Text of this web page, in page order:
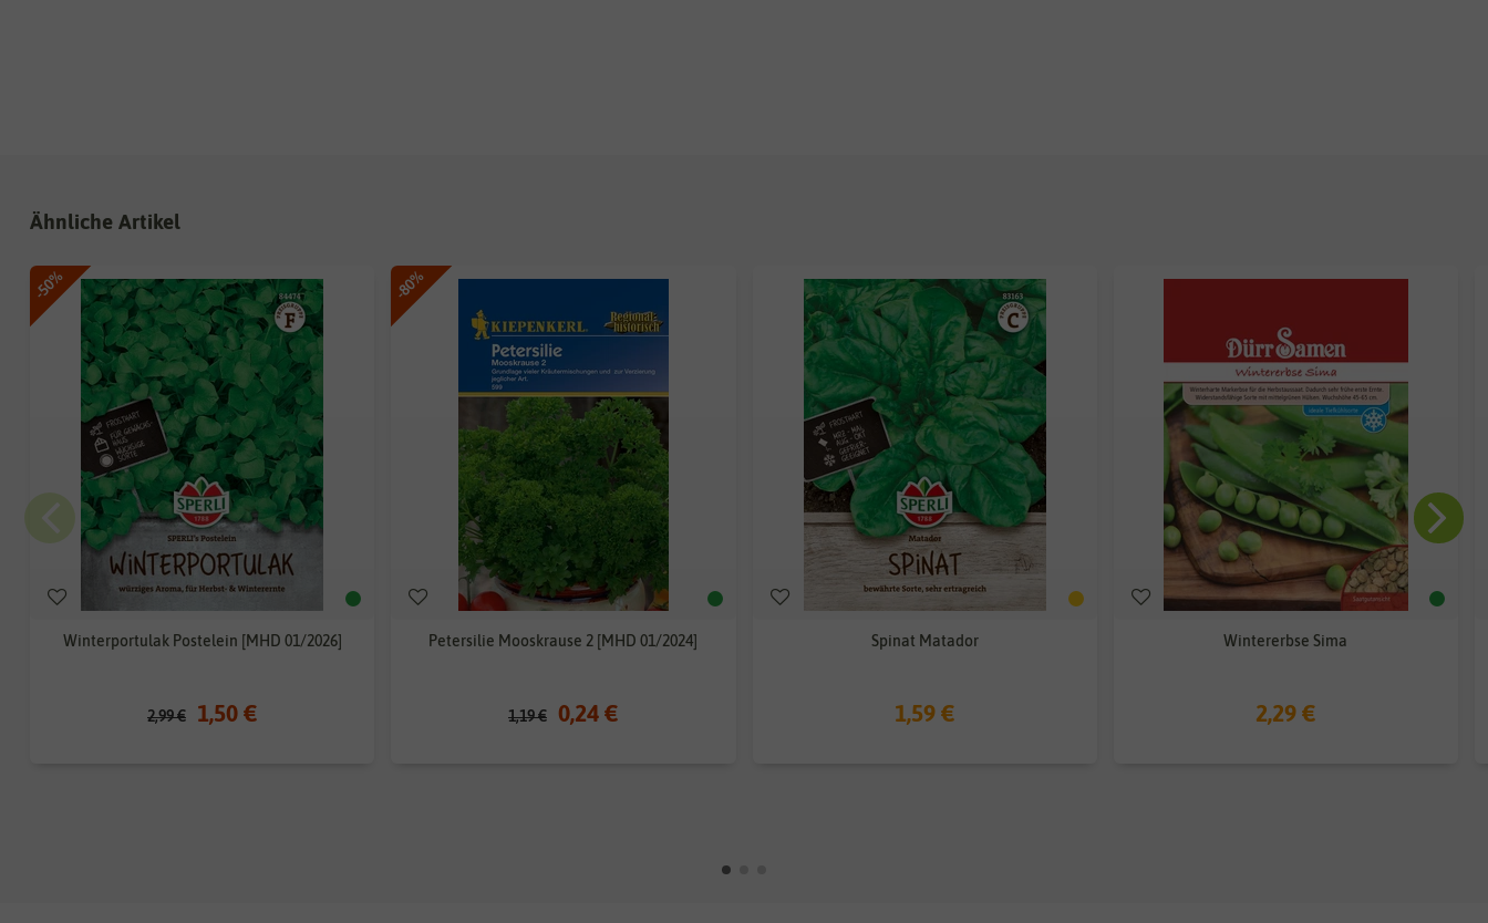
Ähnliche Artikel
-50%
Winterportulak Postelein [MHD 01/2026]
2,99 € 1,50 €
-80%
Petersilie Mooskrause 2 [MHD 01/2024]
1,19 € 0,24 €
Spinat Matador
1,59 €
Wintererbse Sima
2,29 €